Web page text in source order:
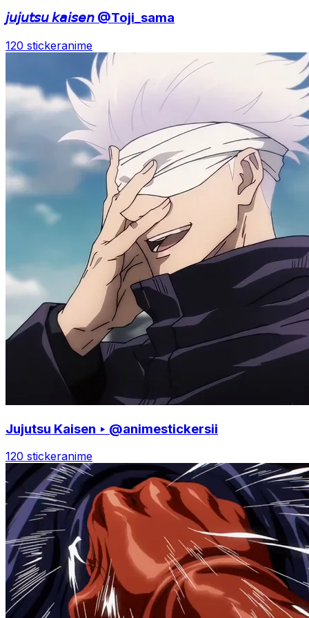
𝘫𝘶𝘫𝘶𝘵𝘴𝘶 𝘬𝘢𝘪𝘴𝘦𝘯 @Toji_sama
120 stickeranime
Jujutsu Kaisen ‣ @animestickersii
120 stickeranime